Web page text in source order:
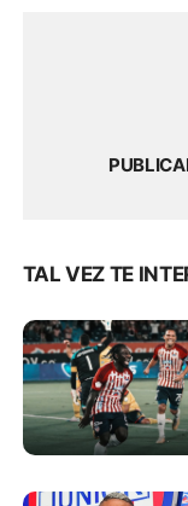
TAL VEZ TE